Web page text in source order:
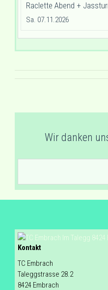
Raclette Abend +
Sa. 07.11.2026
Wir danken
Kontakt
TC Embrach
Taleggstrasse 28.2
8424 Embrach